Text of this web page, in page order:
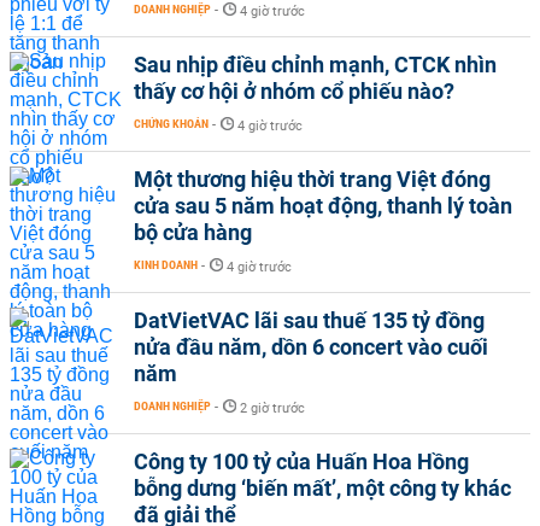
DOANH NGHIỆP - 4 giờ trước
Sau nhịp điều chỉnh mạnh, CTCK nhìn
thấy cơ hội ở nhóm cổ phiếu nào?
CHỨNG KHOÁN - 4 giờ trước
Một thương hiệu thời trang Việt đóng
cửa sau 5 năm hoạt động, thanh lý toàn
bộ cửa hàng
KINH DOANH - 4 giờ trước
DatVietVAC lãi sau thuế 135 tỷ đồng
nửa đầu năm, dồn 6 concert vào cuối
năm
DOANH NGHIỆP - 2 giờ trước
Công ty 100 tỷ của Huấn Hoa Hồng
bỗng dưng ‘biến mất’, một công ty khác
đã giải thể